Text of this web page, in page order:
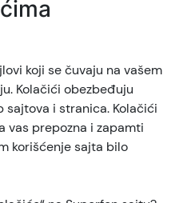
koji se čuvaju na vašem
Kolačići obezbeđuju
sajtova i stranica. Kolačići
vas prepozna i zapamti
korišćenje sajta bilo